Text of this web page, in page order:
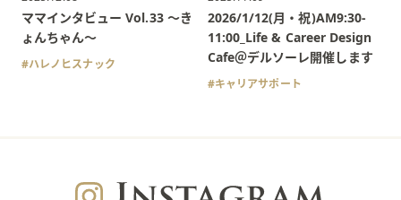
ママインタビュー Vol.33 〜き
ょんちゃん〜
ハレノヒスナック
2026/1/12(月・祝)AM9:30-
11:00_Life & Career Design
Cafe＠デルソーレ開催します
キャリアサポート